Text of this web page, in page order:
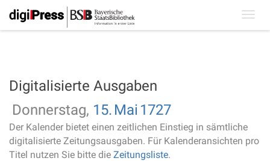
Digitalisierte Ausgaben
Donnerstag, 15. Mai 1727
Der Kalender bietet einen zeitlichen Einstieg in sämtliche
digitalisierte Zeitungsausgaben. Für Kalenderansichten pro
Titel nutzen Sie bitte die Zeitungsliste.